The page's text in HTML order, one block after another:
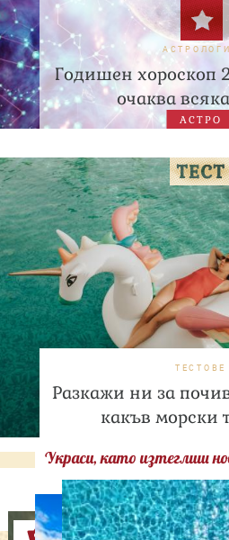
Годишен хороскоп
очаква
АСТРО
ТЕСТОВЕ
Разкажи ни за
какъв морски
Украси, като изтеглиш